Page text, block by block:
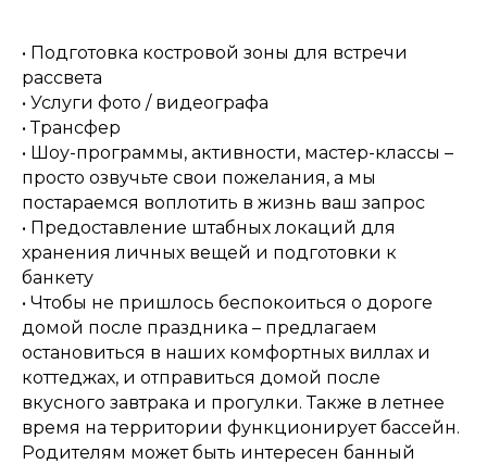
• Подготовка костровой зоны для встречи
рассвета
• Услуги фото / видеографа
• Трансфер
• Шоу-программы, активности, мастер-классы –
просто озвучьте свои пожелания, а мы
постараемся воплотить в жизнь ваш запрос
• Предоставление штабных локаций для
хранения личных вещей и подготовки к
банкету
• Чтобы не пришлось беспокоиться о дороге
домой после праздника – предлагаем
остановиться в наших комфортных виллах и
коттеджах, и отправиться домой после
вкусного завтрака и прогулки. Также в летнее
время на территории функционирует бассейн.
Родителям может быть интересен банный